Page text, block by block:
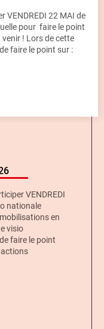
VENDREDI 22 MAI de
pour faire le point
! Lors de cette
faire le point sur :
VENDREDI
nationale
en
visio
faire le point
actions